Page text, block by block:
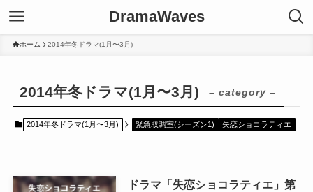
DramaWaves
ホーム 2014年冬ドラマ(1月〜3月)
2014年冬ドラマ(1月〜3月) – category –
2014年冬ドラマ(1月〜3月) 緊急取調室(シーズン1) 失恋ショコラティエ
ドラマ「失恋ショコラティエ」第